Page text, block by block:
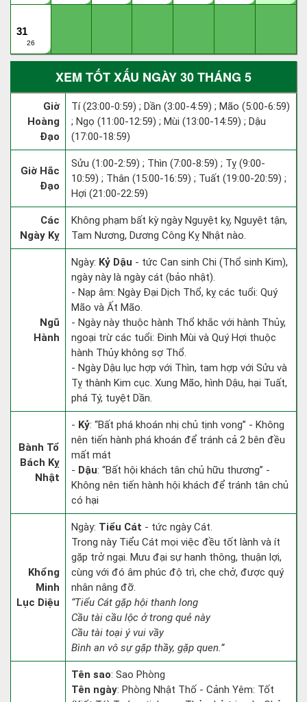
31
26
XEM TỐT XẤU NGÀY 30 THÁNG 5
Giờ
Hoàng
Đạo
Tí (23:00-0:59) ; Dần (3:00-4:59) ; Mão (5:00-6:59)
; Ngọ (11:00-12:59) ; Mùi (13:00-14:59) ; Dậu
(17:00-18:59)
Giờ Hắc
Đạo
Sửu (1:00-2:59) ; Thìn (7:00-8:59) ; Tỵ (9:00-
10:59) ; Thân (15:00-16:59) ; Tuất (19:00-20:59) ;
Hợi (21:00-22:59)
Các
Ngày Kỵ
Không phạm bất kỳ ngày Nguyệt kỵ, Nguyệt tận,
Tam Nương, Dương Công Kỵ Nhật nào.
Ngũ
Hành
Ngày: Kỷ Dậu - tức Can sinh Chi (Thổ sinh Kim),
ngày này là ngày cát (bảo nhật).
- Nạp âm: Ngày Đại Dịch Thổ, kỵ các tuổi: Quý
Mão và Ất Mão.
- Ngày này thuộc hành Thổ khắc với hành Thủy,
ngoại trừ các tuổi: Đinh Mùi và Quý Hợi thuộc
hành Thủy không sợ Thổ.
- Ngày Dậu lục hợp với Thìn, tam hợp với Sửu và
Tỵ thành Kim cục. Xung Mão, hình Dậu, hại Tuất,
phá Tý, tuyệt Dần.
Bành Tổ
Bách Kỵ
Nhật
- Kỷ: “Bất phá khoán nhị chủ tịnh vong” - Không
nên tiến hành phá khoán để tránh cả 2 bên đều
mất mát
- Dậu: “Bất hội khách tân chủ hữu thương” -
Không nên tiến hành hội khách để tránh tân chủ
có hại
Khổng
Minh
Lục Diệu
Ngày: Tiểu Cát - tức ngày Cát.
Trong này Tiểu Cát mọi việc đều tốt lành và ít
gặp trở ngại. Mưu đại sự hanh thông, thuận lợi,
cùng với đó âm phúc độ trì, che chở, được quý
nhân nâng đỡ.
“Tiểu Cát gặp hội thanh long
Cầu tài cầu lộc ở trong quẻ này
Cầu tài toại ý vui vầy
Bình an vô sự gặp thầy, gặp quen.”
Tên sao: Sao Phòng
Tên ngày: Phòng Nhật Thố - Cảnh Yêm: Tốt